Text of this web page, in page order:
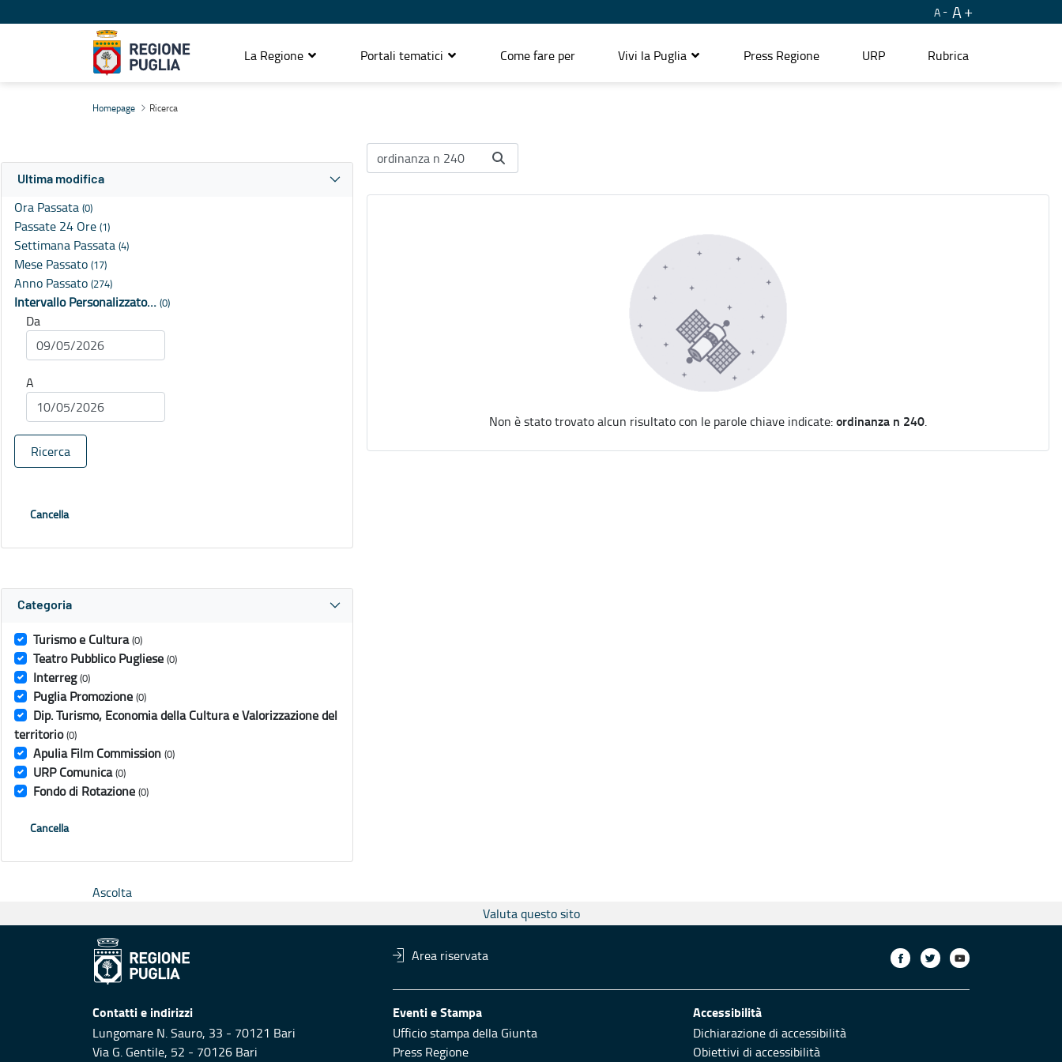
A A
La Regione Portali tematici Come fare per Vivi la Puglia Press Regione URP Rubrica
Homepage Ricerca
Ultima modifica
Ora Passata (0)
Passate 24 Ore (1)
Settimana Passata (4)
Mese Passato (17)
Anno Passato (274)
Intervallo Personalizzato… (0)
Da
A
Ricerca
Cancella
Categoria
Turismo e Cultura (0)
Teatro Pubblico Pugliese (0)
Interreg (0)
Puglia Promozione (0)
Dip. Turismo, Economia della Cultura e Valorizzazione del
territorio (0)
Apulia Film Commission (0)
URP Comunica (0)
Fondo di Rotazione (0)
Cancella
Non è stato trovato alcun risultato con le parole chiave indicate:ordinanza n 240.
Ascolta
Valuta questo sito
Area riservata
Contatti e indirizzi
Lungomare N. Sauro, 33 - 70121 Bari
Via G. Gentile, 52 - 70126 Bari
Eventi e Stampa
Ufficio stampa della Giunta
Press Regione
Accessibilità
Dichiarazione di accessibilità
Obiettivi di accessibilità